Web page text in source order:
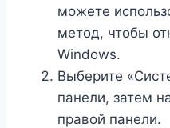
можете
метод, чтобы
Windows.
Выберите
панели, затем
правой панели.